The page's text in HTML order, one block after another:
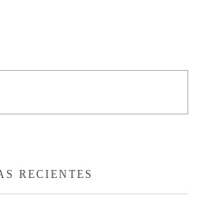
RECIENTES